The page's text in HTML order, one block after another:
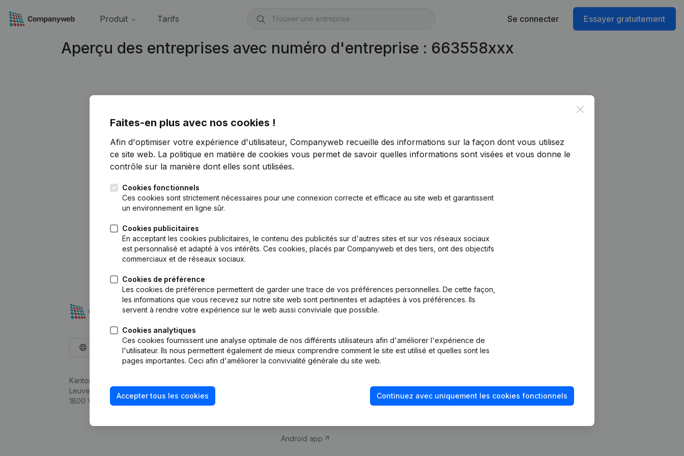
Produit Tarifs Se connecter Essayer gratuitement
Aperçu des entreprises avec numéro d'entreprise : 663558xxx
Close
Faites-en plus avec nos cookies !
Afin d'optimiser votre expérience d'utilisateur, Companyweb recueille des informations sur la façon dont vous utilisez
ce site web. La politique en matière de cookies vous permet de savoir quelles informations sont visées et vous donne le
contrôle sur la manière dont elles sont utilisées.
Cookies fonctionnels
Ces cookies sont strictement nécessaires pour une connexion correcte et efficace au site web et garantissent
un environnement en ligne sûr.
Cookies publicitaires
En acceptant les cookies publicitaires, le contenu des publicités sur d'autres sites et sur vos réseaux sociaux
est personnalisé et adapté à vos intérêts. Ces cookies, placés par Companyweb et des tiers, ont des objectifs
commerciaux et de réseaux sociaux.
Cookies de préférence
Les cookies de préférence permettent de garder une trace de vos préférences personnelles. De cette façon,
les informations que vous recevez sur notre site web sont pertinentes et adaptées à vos préférences. Ils
servent à rendre votre expérience sur le web aussi conviviale que possible.
Cookies analytiques
Ces cookies fournissent une analyse optimale de nos différents utilisateurs afin d'améliorer l'expérience de
l'utilisateur. Ils nous permettent également de mieux comprendre comment le site est utilisé et quelles sont les
pages importantes. Ceci afin d'améliorer la convivialité générale du site web.
Accepter tous les cookies Continuez avec uniquement les cookies fonctionnels
Français
Kantorenpark Everest
Leuvensesteenweg 248D,
1800 Vilvoorde
Produit
d’entreprise
Monitoring
Android app
fraude
Consulter des comptes annuels
Vérification de la solvabilité